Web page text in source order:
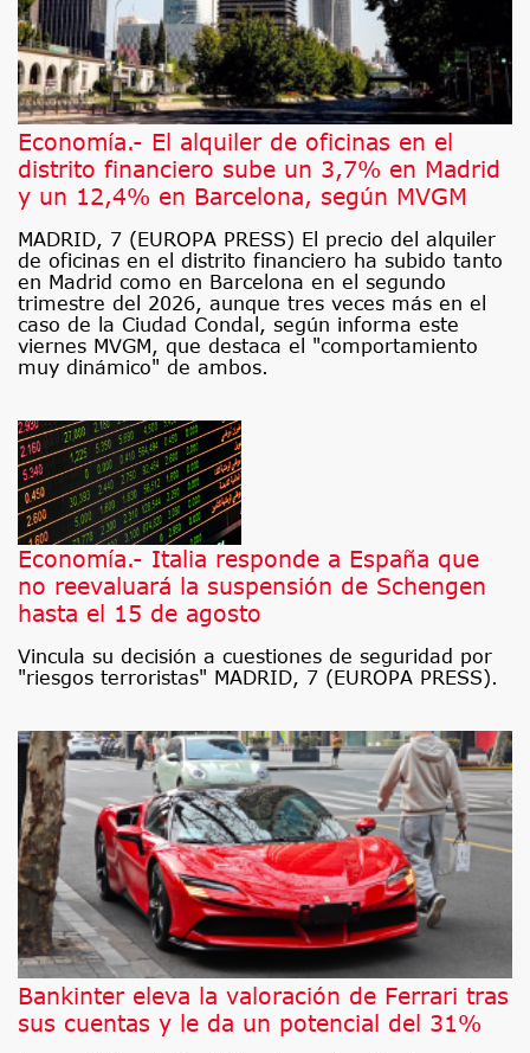
Economía.- El alquiler de oficinas en el
distrito financiero sube un 3,7% en Madrid
y un 12,4% en Barcelona, según MVGM
MADRID, 7 (EUROPA PRESS) El precio del alquiler
de oficinas en el distrito financiero ha subido tanto
en Madrid como en Barcelona en el segundo
trimestre del 2026, aunque tres veces más en el
caso de la Ciudad Condal, según informa este
viernes MVGM, que destaca el "comportamiento
muy dinámico" de ambos.
Economía.- Italia responde a España que
no reevaluará la suspensión de Schengen
hasta el 15 de agosto
Vincula su decisión a cuestiones de seguridad por
"riesgos terroristas" MADRID, 7 (EUROPA PRESS).
Bankinter eleva la valoración de Ferrari tras
sus cuentas y le da un potencial del 31%